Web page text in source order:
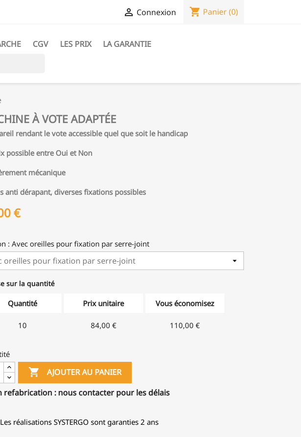
 Connexion shopping_cart Panier(0)
CGV LES PRIX LA GARANTIE
À VOTE ADAPTÉE
rendant le vote accessible quel que soit le handicap
possible entre Oui et Non
mécanique
anti dérapant, diverses fixations possibles
€
: Avec oreilles pour fixation par serre-joint
sur la quantité
Quantité Prix unitaire Vous économisez
10 84,00 € 110,00 €
 AJOUTER AU PANIER
refabrication : nous contacter pour les délais
Les réalisations SYSTERGO sont garanties 2 ans